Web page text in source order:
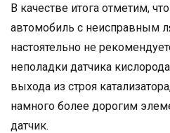
В качестве итога отметим,
автомобиль с неисправным
настоятельно не
неполадки датчика
выхода из строя
намного более дорогим
датчик.